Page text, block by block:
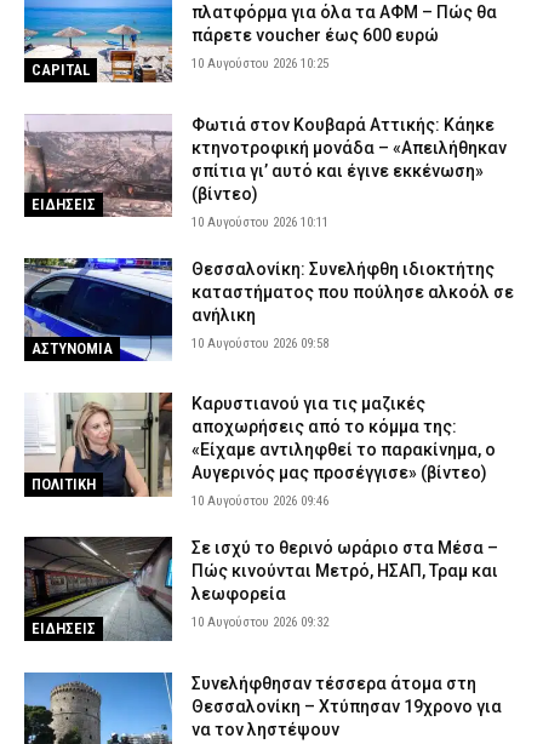
CAPITAL
πλατφόρμα για όλα τα ΑΦΜ – Πώς θα
πάρετε voucher έως 600 ευρώ
10 Αυγούστου 2026 10:25
ΕΙΔΗΣΕΙΣ
Φωτιά στον Κουβαρά Αττικής: Κάηκε
κτηνοτροφική μονάδα – «Απειλήθηκαν
σπίτια γι’ αυτό και έγινε εκκένωση»
(βίντεο)
10 Αυγούστου 2026 10:11
ΑΣΤΥΝΟΜΙΑ
Θεσσαλονίκη: Συνελήφθη ιδιοκτήτης
καταστήματος που πούλησε αλκοόλ σε
ανήλικη
10 Αυγούστου 2026 09:58
ΠΟΛΙΤΙΚΗ
Καρυστιανού για τις μαζικές
αποχωρήσεις από το κόμμα της:
«Είχαμε αντιληφθεί το παρακίνημα, ο
Αυγερινός μας προσέγγισε» (βίντεο)
10 Αυγούστου 2026 09:46
ΕΙΔΗΣΕΙΣ
Σε ισχύ το θερινό ωράριο στα Μέσα –
Πώς κινούνται Μετρό, ΗΣΑΠ, Τραμ και
λεωφορεία
10 Αυγούστου 2026 09:32
Συνελήφθησαν τέσσερα άτομα στη
Θεσσαλονίκη – Χτύπησαν 19χρονο για
να τον ληστέψουν